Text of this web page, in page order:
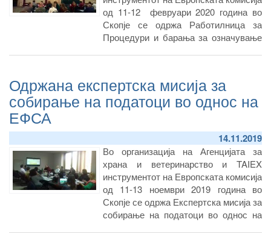
од 11-12 февруари 2020 година во
Скопје се одржа Работилница за
Процедури и барања за означување
а како експерти од ЕУ учествуваа Г-
ѓа Milada Syčová од Словачка и Г-ѓа
Мaria Rosaria MILANA од Италија.
Одржана експертска мисија за
собирање на податоци во однос на
ЕФСА
14.11.2019
Во организација на Агенцијата за
храна и ветеринарство и TAIEX
инструментот на Европската комисија
од 11-13 ноември 2019 година во
Скопје се одржа Експертска мисија за
собирање на податоци во однос на